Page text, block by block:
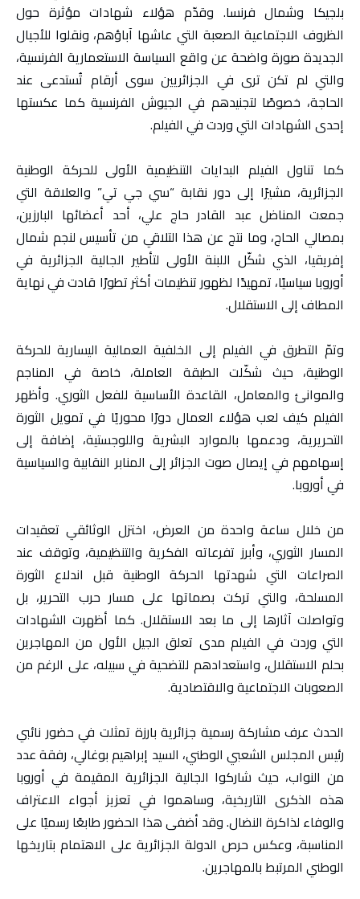
بلجيكا وشمال فرنسا. وقدّم هؤلاء شهادات مؤثرة حول
الظروف الاجتماعية الصعبة التي عاشها آباؤهم، ونقلوا للأجيال
الجديدة صورة واضحة عن واقع السياسة الاستعمارية الفرنسية،
والتي لم تكن ترى في الجزائريين سوى أرقام تُستدعى عند
الحاجة، خصوصًا لتجنيدهم في الجيوش الفرنسية كما عكستها
إحدى الشهادات التي وردت في الفيلم.
كما تناول الفيلم البدايات التنظيمية الأولى للحركة الوطنية
الجزائرية، مشيرًا إلى دور نقابة “سي جي تي” والعلاقة التي
جمعت المناضل عبد القادر حاج علي، أحد أعضائها البارزين،
بمصالي الحاج، وما نتج عن هذا التلاقي من تأسيس لنجم شمال
إفريقيا، الذي شكّل اللبنة الأولى لتأطير الجالية الجزائرية في
أوروبا سياسيًا، تمهيدًا لظهور تنظيمات أكثر تطورًا قادت في نهاية
المطاف إلى الاستقلال.
وتمّ التطرق في الفيلم إلى الخلفية العمالية اليسارية للحركة
الوطنية، حيث شكّلت الطبقة العاملة، خاصة في المناجم
والموانئ والمعامل، القاعدة الأساسية للفعل الثوري. وأظهر
الفيلم كيف لعب هؤلاء العمال دورًا محوريًا في تمويل الثورة
التحريرية، ودعمها بالموارد البشرية واللوجستية، إضافة إلى
إسهامهم في إيصال صوت الجزائر إلى المنابر النقابية والسياسية
في أوروبا.
من خلال ساعة واحدة من العرض، اختزل الوثائقي تعقيدات
المسار الثوري، وأبرز تفرعاته الفكرية والتنظيمية، وتوقف عند
الصراعات التي شهدتها الحركة الوطنية قبل اندلاع الثورة
المسلحة، والتي تركت بصماتها على مسار حرب التحرير، بل
وتواصلت آثارها إلى ما بعد الاستقلال. كما أظهرت الشهادات
التي وردت في الفيلم مدى تعلق الجيل الأول من المهاجرين
بحلم الاستقلال، واستعدادهم للتضحية في سبيله، على الرغم من
الصعوبات الاجتماعية والاقتصادية.
الحدث عرف مشاركة رسمية جزائرية بارزة تمثلت في حضور نائبي
رئيس المجلس الشعبي الوطني، السيد إبراهيم بوغالي، رفقة عدد
من النواب، حيث شاركوا الجالية الجزائرية المقيمة في أوروبا
هذه الذكرى التاريخية، وساهموا في تعزيز أجواء الاعتراف
والوفاء لذاكرة النضال. وقد أضفى هذا الحضور طابعًا رسميًا على
المناسبة، وعكس حرص الدولة الجزائرية على الاهتمام بتاريخها
الوطني المرتبط بالمهاجرين.